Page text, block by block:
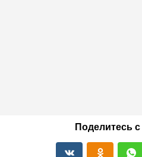
Поделитесь